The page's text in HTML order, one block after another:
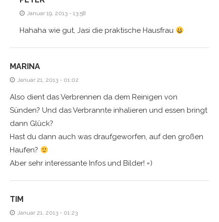
Januar 19, 2013 - 13:58
Hahaha wie gut, Jasi die praktische Hausfrau
MARINA
Januar 21, 2013 - 01:02
Also dient das Verbrennen da dem Reinigen von
Sünden? Und das Verbrannte inhalieren und essen bringt
dann Glück?
Hast du dann auch was draufgeworfen, auf den großen
Haufen?
Aber sehr interessante Infos und Bilder! =)
TIM
Januar 21, 2013 - 01:23